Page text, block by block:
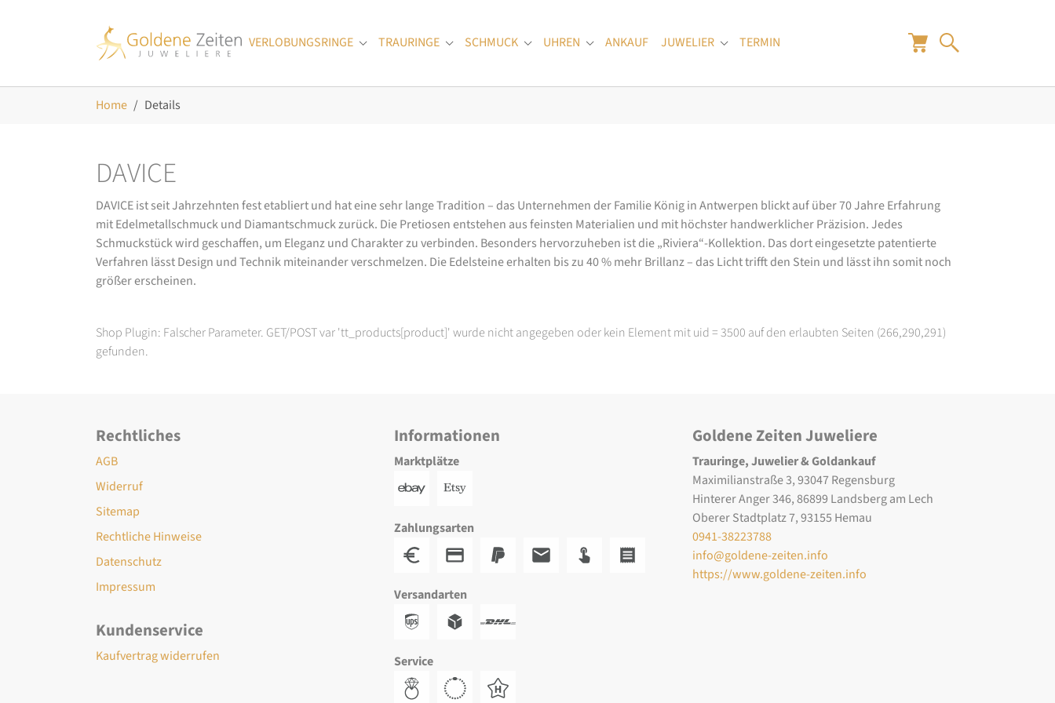
VERLOBUNGSRINGE
Submenu for "Verlobungsringe"
TRAURINGE Submenu for "Trauringe"
SCHMUCK Submenu for "Schmuck"
UHREN Submenu for "Uhren"
ANKAUF JUWELIER Submenu for "Juwelier"
TERMIN
Home Details
DAVICE
DAVICE ist seit Jahrzehnten fest etabliert und hat eine sehr lange Tradition – das Unternehmen der Familie König in Antwerpen blickt auf über 70 Jahre Erfahrung
mit Edelmetallschmuck und Diamantschmuck zurück. Die Pretiosen entstehen aus feinsten Materialien und mit höchster handwerklicher Präzision. Jedes
Schmuckstück wird geschaffen, um Eleganz und Charakter zu verbinden. Besonders hervorzuheben ist die „Riviera“-Kollektion. Das dort eingesetzte patentierte
Verfahren lässt Design und Technik miteinander verschmelzen. Die Edelsteine erhalten bis zu 40 % mehr Brillanz – das Licht trifft den Stein und lässt ihn somit noch
größer erscheinen.
Shop Plugin: Falscher Parameter. GET/POST var 'tt_products[product]' wurde nicht angegeben oder kein Element mit uid = 3500 auf den erlaubten Seiten (266,290,291)
gefunden.
Rechtliches
AGB
Widerruf
Sitemap
Rechtliche Hinweise
Datenschutz
Impressum
Kundenservice
Kaufvertrag widerrufen
Informationen
Marktplätze
Zahlungsarten
Versandarten
Service
Goldene Zeiten Juweliere
Trauringe, Juwelier & Goldankauf
Maximilianstraße 3, 93047 Regensburg
Hinterer Anger 346, 86899 Landsberg am Lech
Oberer Stadtplatz 7, 93155 Hemau
0941-38223788
info@goldene-zeiten.info
https://www.goldene-zeiten.info